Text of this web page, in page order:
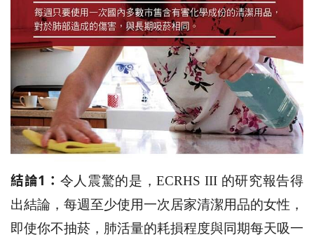
結論1： 令人震驚的是，ECRHS III 的研究報告得
出結論，每週至少使用一次居家清潔用品的女性，
即使你不抽菸，肺活量的耗損程度與同期每天吸一